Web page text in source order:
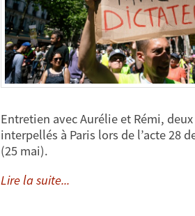
Entretien avec Aurélie et Rémi,
interpellés à Paris lors de l’acte 28
(25 mai).
Lire la suite...